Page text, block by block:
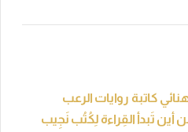
تَبدأ القِراءة لِكُتُب نَجِيب